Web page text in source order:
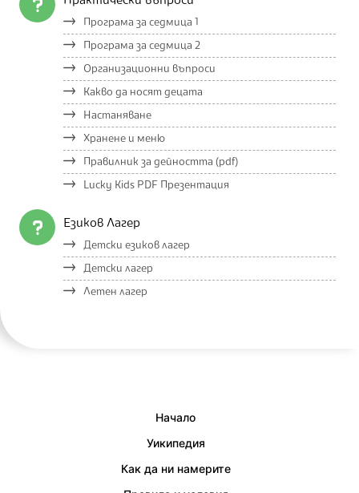
Програма за седмица 1
Програма за седмица 2
Организационни въпроси
Какво да носят децата
Настаняване
Хранене и меню
Правилник за дейността (pdf)
Lucky Kids PDF Презентация
Езиков Лагер
Детски езиков лагер
Детски лагер
Летен лагер
Начало
Уикипедия
Как да ни намерите